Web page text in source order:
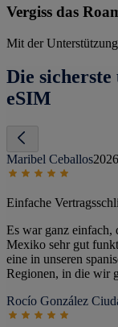
Vergiss das
Mit der
Die sicherste
eSIM
Maribel Ceballos
Einfache
Es war ganz einfach,
Mexiko sehr gut
eine in unseren
Regionen, in die wir
Rocío González